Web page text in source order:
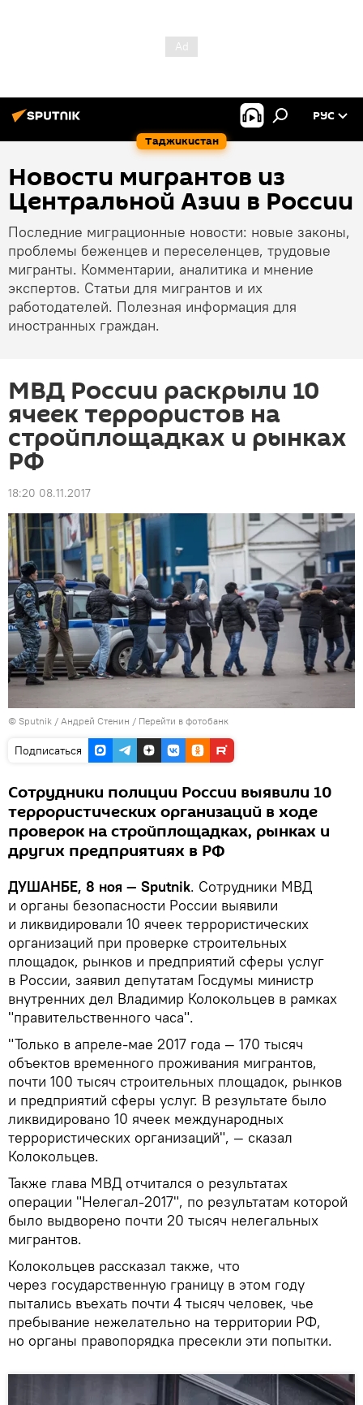
Таджикистан
РУС
Новости мигрантов из
Центральной Азии в России
Последние миграционные новости: новые законы,
проблемы беженцев и переселенцев, трудовые
мигранты. Комментарии, аналитика и мнение
экспертов. Статьи для мигрантов и их
работодателей. Полезная информация для
иностранных граждан.
МВД России раскрыли 10
ячеек террористов на
стройплощадках и рынках
РФ
18:20 08.11.2017
© Sputnik / Андрей Стенин / Перейти в фотобанк
Подписаться
Сотрудники полиции России выявили 10
террористических организаций в ходе
проверок на стройплощадках, рынках и
других предприятиях в РФ
ДУШАНБЕ, 8 ноя — Sputnik. Сотрудники МВД
и органы безопасности России выявили
и ликвидировали 10 ячеек террористических
организаций при проверке строительных
площадок, рынков и предприятий сферы услуг
в России, заявил депутатам Госдумы министр
внутренних дел Владимир Колокольцев в рамках
"правительственного часа".
"Только в апреле-мае 2017 года — 170 тысяч
объектов временного проживания мигрантов,
почти 100 тысяч строительных площадок, рынков
и предприятий сферы услуг. В результате было
ликвидировано 10 ячеек международных
террористических организаций", — сказал
Колокольцев.
Также глава МВД отчитался о результатах
операции "Нелегал-2017", по результатам которой
было выдворено почти 20 тысяч нелегальных
мигрантов.
Колокольцев рассказал также, что
через государственную границу в этом году
пытались въехать почти 4 тысяч человек, чье
пребывание нежелательно на территории РФ,
но органы правопорядка пресекли эти попытки.